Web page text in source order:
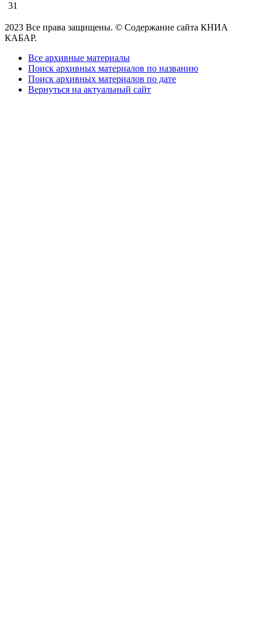
31
2023 Все права защищены. © Содержание сайта КНИА
КАБАР.
Все архивные материалы
Поиск архивных материалов по названию
Поиск архивных материалов по дате
Вернуться на актуальный сайт